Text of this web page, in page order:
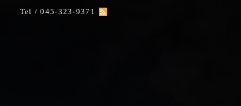
Tel / 045-323-9371